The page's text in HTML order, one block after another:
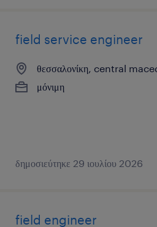
field service engineer
θεσσαλονίκη, central
μόνιμη
δημοσιεύτηκε 29 ιουλίου 2026
field engineer